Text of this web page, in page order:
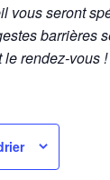
vous seront
barrières
le rendez-vous !